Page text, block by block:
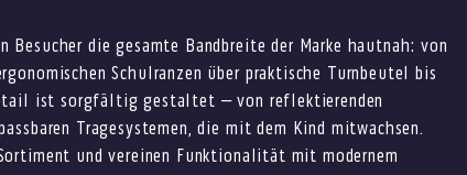
die gesamte Bandbreite der Marke hautnah: von
Schulranzen über praktische Turnbeutel bis
ist sorgfältig gestaltet – von reflektierenden
Tragesystemen, die mit dem Kind mitwachsen.
und vereinen Funktionalität mit modernem